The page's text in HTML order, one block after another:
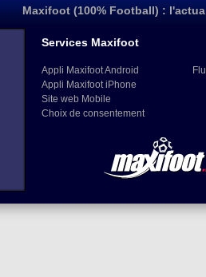
Maxifoot (100% Football) :
Services Maxifoot
Appli Maxifoot Android
Appli Maxifoot iPhone
Site web Mobile
Choix de consentement